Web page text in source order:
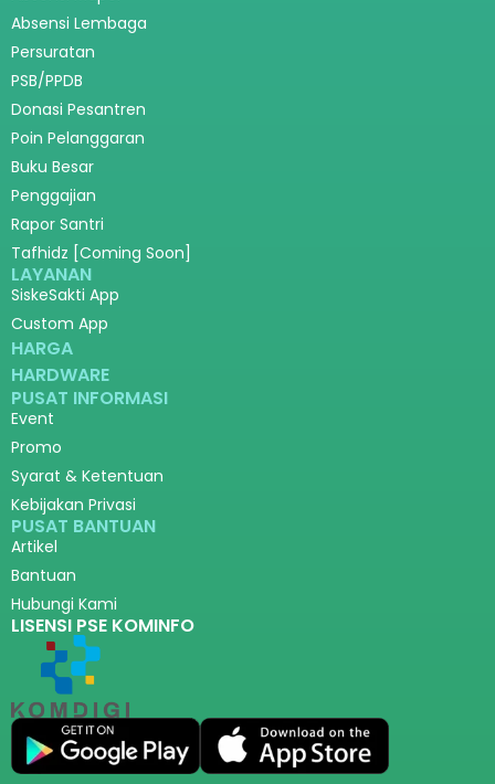
Absensi Lembaga
Persuratan
PSB/PPDB
Donasi Pesantren
Poin Pelanggaran
Buku Besar
Penggajian
Rapor Santri
Tafhidz [Coming Soon]
LAYANAN
SiskeSakti App
Custom App
HARGA
HARDWARE
PUSAT INFORMASI
Event
Promo
Syarat & Ketentuan
Kebijakan Privasi
PUSAT BANTUAN
Artikel
Bantuan
Hubungi Kami
LISENSI PSE KOMINFO